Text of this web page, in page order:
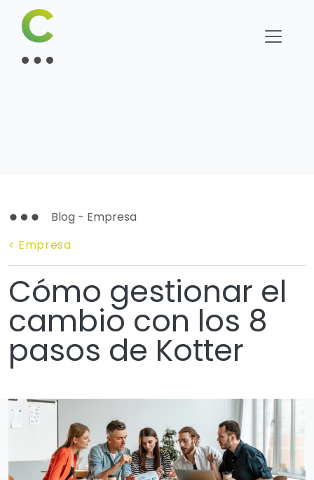
Blog - Empresa
< Empresa
Cómo gestionar el
cambio con los 8
pasos de Kotter